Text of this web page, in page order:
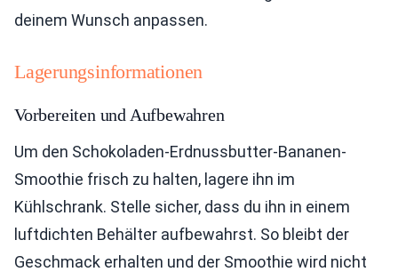
deinem Wunsch anpassen.
Lagerungsinformationen
Vorbereiten und Aufbewahren
Um den Schokoladen-Erdnussbutter-Bananen-
Smoothie frisch zu halten, lagere ihn im
Kühlschrank. Stelle sicher, dass du ihn in einem
luftdichten Behälter aufbewahrst. So bleibt der
Geschmack erhalten und der Smoothie wird nicht